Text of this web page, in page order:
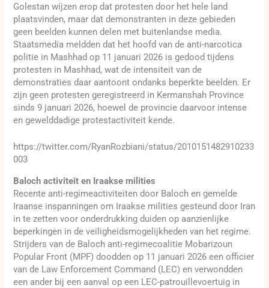
Golestan wijzen erop dat protesten door het hele land
plaatsvinden, maar dat demonstranten in deze gebieden
geen beelden kunnen delen met buitenlandse media.
Staatsmedia meldden dat het hoofd van de anti-narcotica
politie in Mashhad op 11 januari 2026 is gedood tijdens
protesten in Mashhad, wat de intensiteit van de
demonstraties daar aantoont ondanks beperkte beelden. Er
zijn geen protesten geregistreerd in Kermanshah Province
sinds 9 januari 2026, hoewel de provincie daarvoor intense
en gewelddadige protestactiviteit kende.
https://twitter.com/RyanRozbiani/status/2010151482910233
003
Baloch activiteit en Iraakse milities
Recente anti-regimeactiviteiten door Baloch en gemelde
Iraanse inspanningen om Iraakse milities gesteund door Iran
in te zetten voor onderdrukking duiden op aanzienlijke
beperkingen in de veiligheidsmogelijkheden van het regime.
Strijders van de Baloch anti-regimecoalitie Mobarizoun
Popular Front (MPF) doodden op 11 januari 2026 een officier
van de Law Enforcement Command (LEC) en verwondden
een ander bij een aanval op een LEC-patrouillevoertuig in